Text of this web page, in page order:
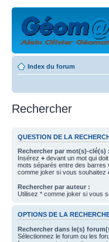
Index du forum
Rechercher
QUESTION DE LA
Rechercher par mot(s)-clé(s) :
Insérez + devant un mot qui
mots séparés entre des barres
comme joker si vous souhaitez
Rechercher par auteur :
Utilisez * comme joker si vous
OPTIONS DE LA
Rechercher dans le(s)
Sélectionnez le forum ou les